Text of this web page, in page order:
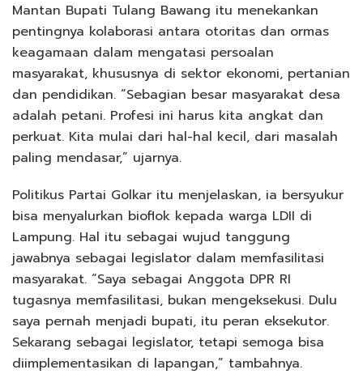
Mantan Bupati Tulang Bawang itu menekankan
pentingnya kolaborasi antara otoritas dan ormas
keagamaan dalam mengatasi persoalan
masyarakat, khususnya di sektor ekonomi, pertanian
dan pendidikan. “Sebagian besar masyarakat desa
adalah petani. Profesi ini harus kita angkat dan
perkuat. Kita mulai dari hal-hal kecil, dari masalah
paling mendasar,” ujarnya.
Politikus Partai Golkar itu menjelaskan, ia bersyukur
bisa menyalurkan bioflok kepada warga LDII di
Lampung. Hal itu sebagai wujud tanggung
jawabnya sebagai legislator dalam memfasilitasi
masyarakat. “Saya sebagai Anggota DPR RI
tugasnya memfasilitasi, bukan mengeksekusi. Dulu
saya pernah menjadi bupati, itu peran eksekutor.
Sekarang sebagai legislator, tetapi semoga bisa
diimplementasikan di lapangan,” tambahnya.